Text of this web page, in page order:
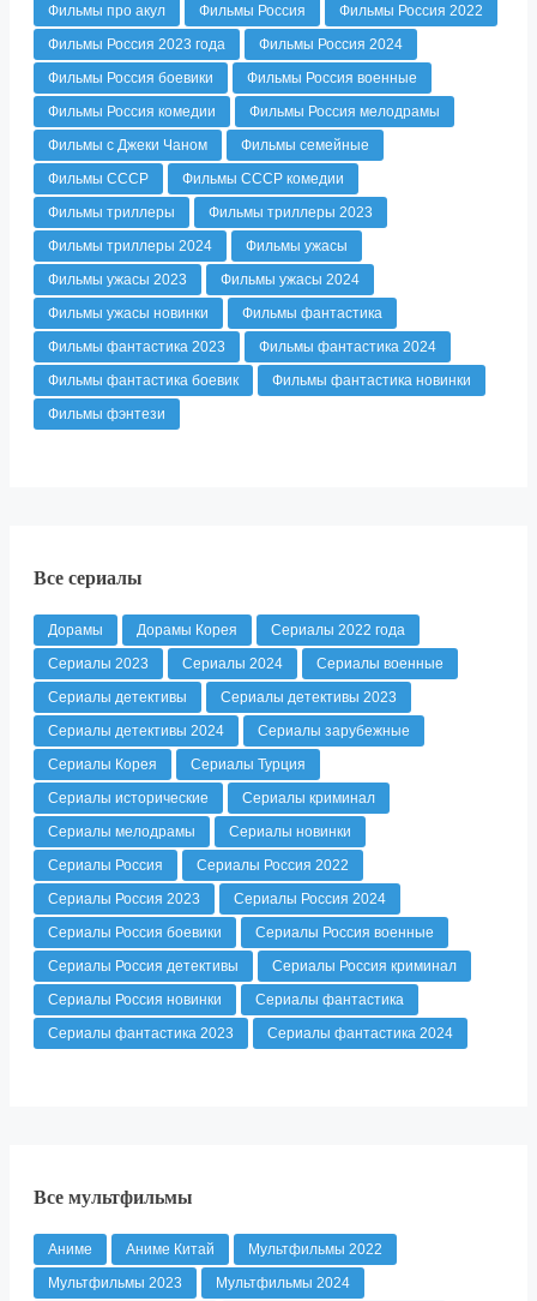
Фильмы про акул
Фильмы Россия
Фильмы Россия 2022
Фильмы Россия 2023 года
Фильмы Россия 2024
Фильмы Россия боевики
Фильмы Россия военные
Фильмы Россия комедии
Фильмы Россия мелодрамы
Фильмы с Джеки Чаном
Фильмы семейные
Фильмы СССР
Фильмы СССР комедии
Фильмы триллеры
Фильмы триллеры 2023
Фильмы триллеры 2024
Фильмы ужасы
Фильмы ужасы 2023
Фильмы ужасы 2024
Фильмы ужасы новинки
Фильмы фантастика
Фильмы фантастика 2023
Фильмы фантастика 2024
Фильмы фантастика боевик
Фильмы фантастика новинки
Фильмы фэнтези
Все сериалы
Дорамы Дорамы Корея
Сериалы 2022 года
Сериалы 2023
Сериалы 2024
Сериалы военные
Сериалы детективы
Сериалы детективы 2023
Сериалы детективы 2024
Сериалы зарубежные
Сериалы Корея
Сериалы Турция
Сериалы исторические
Сериалы криминал
Сериалы мелодрамы
Сериалы новинки
Сериалы Россия
Сериалы Россия 2022
Сериалы Россия 2023
Сериалы Россия 2024
Сериалы Россия боевики
Сериалы Россия военные
Сериалы Россия детективы
Сериалы Россия криминал
Сериалы Россия новинки
Сериалы фантастика
Сериалы фантастика 2023
Сериалы фантастика 2024
Все мультфильмы
Аниме Аниме Китай
Мультфильмы 2022
Мультфильмы 2023
Мультфильмы 2024